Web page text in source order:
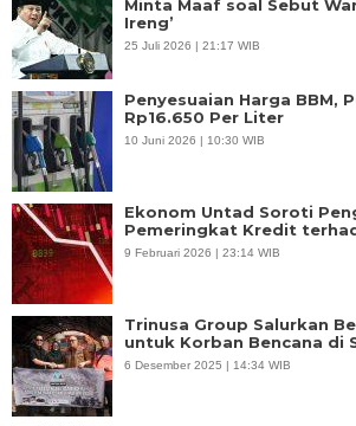
Minta Maaf soal Sebut
Ireng’
25 Juli 2026 | 21:17 WIB
Penyesuaian Harga BBM,
Rp16.650 Per Liter
10 Juni 2026 | 10:30 WIB
Ekonom Untad Soroti
Pemeringkat Kredit
9 Februari 2026 | 23:14 WIB
Trinusa Group Salurkan
untuk Korban Bencana di
6 Desember 2025 | 14:34 WIB